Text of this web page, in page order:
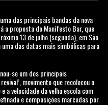
das principais bandas da nova
a proposta do Manifesto Bar, que
13 de julho (segunda), em São
das datas mais simbólicas para
se um dos principais
movimento que recolocou o
a velocidade da velha escola com
e composições marcadas por